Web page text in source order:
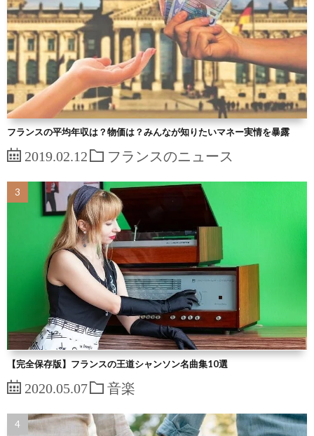
フランスの平均年収は？物価は？みんなが知りたいマネー実情を暴露
2019.02.12 フランスのニュース
【完全保存版】フランスの王道シャンソン名曲集10選
2020.05.07 音楽